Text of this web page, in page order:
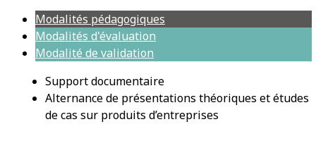
Modalités pédagogiques
Modalités d'évaluation
Modalité de validation
Support documentaire
Alternance de présentations théoriques et études
de cas sur produits d’entreprises